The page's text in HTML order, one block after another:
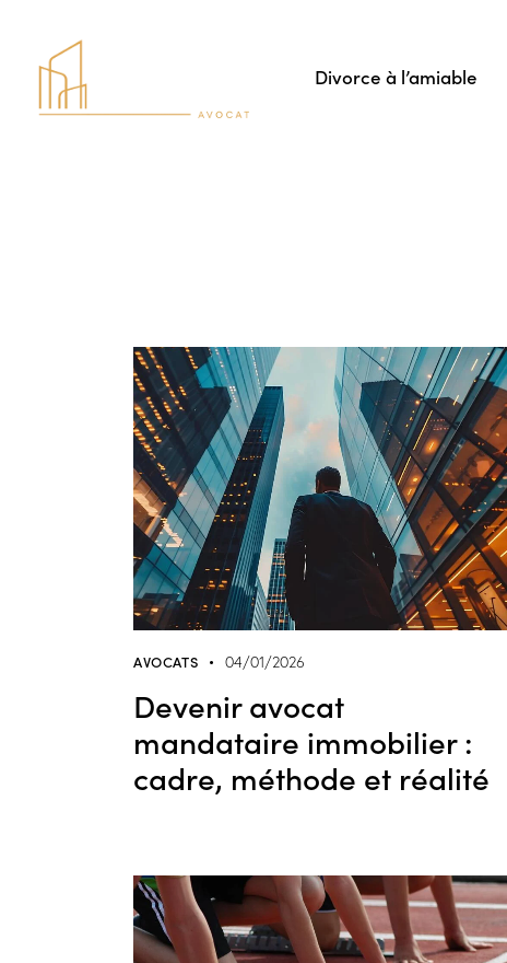
Divorce à l’amiable
AVOCATS 04/01/2026
Devenir avocat
mandataire immobilier :
cadre, méthode et réalité